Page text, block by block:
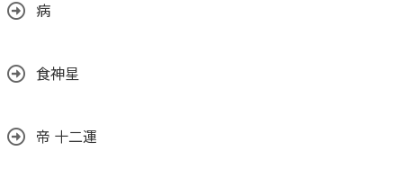
病
食神星
帝 十二運